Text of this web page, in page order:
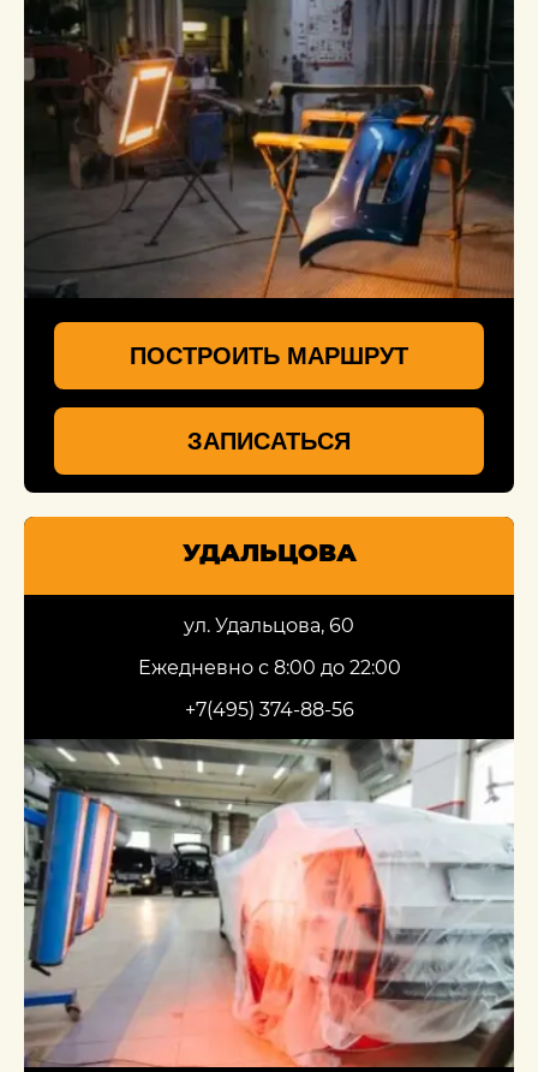
ПОСТРОИТЬ МАРШРУТ
ЗАПИСАТЬСЯ
УДАЛЬЦОВА
ул. Удальцова, 60
Ежедневно с 8:00 до 22:00
+7(495) 374-88-56